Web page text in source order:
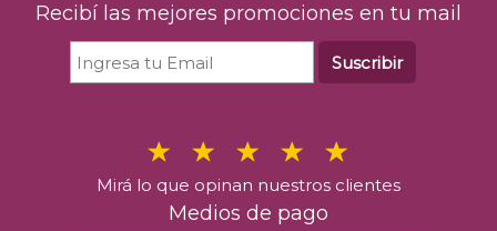
Recibí las mejores promociones en tu mail
Suscribir
Mirá lo que opinan nuestros clientes
Medios de pago